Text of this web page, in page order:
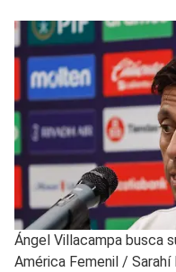
Ángel Villacampa busca
América Femenil / Sarahí